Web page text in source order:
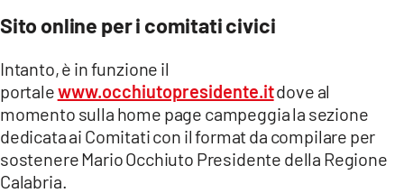
Sito online per i comitati civici
Intanto, è in funzione il
portalewww.occhiutopresidente.itdove al
momento sulla home page campeggia la sezione
dedicata ai Comitati con il format da compilare per
sostenere Mario Occhiuto Presidente della Regione
Calabria.